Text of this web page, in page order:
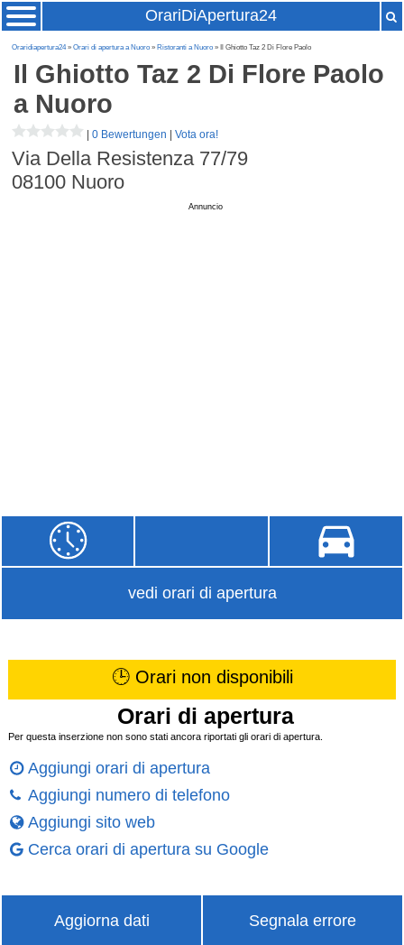
OrariDiApertura24
Oraridiapertura24»Orari di apertura a Nuoro » Ristoranti a Nuoro » Il Ghiotto Taz 2 Di Flore Paolo
Il Ghiotto Taz 2 Di Flore Paolo
a Nuoro
|0 Bewertungen |Vota ora!
Via Della Resistenza 77/79
08100 Nuoro
Annuncio
vedi orari di apertura
🕒 Orari non disponibili
Orari di apertura
Per questa inserzione non sono stati ancora riportati gli orari di apertura.
Aggiungi orari di apertura
Aggiungi numero di telefono
Aggiungi sito web
Cerca orari di apertura su Google
Aggiorna dati Segnala errore